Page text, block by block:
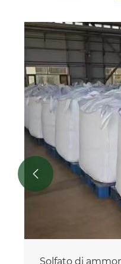
Solfato di
